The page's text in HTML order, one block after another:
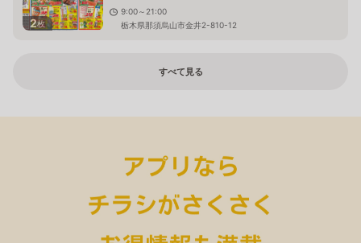
2枚
9:00～21:00
栃木県那須烏山市金井2-810-12
すべて見る